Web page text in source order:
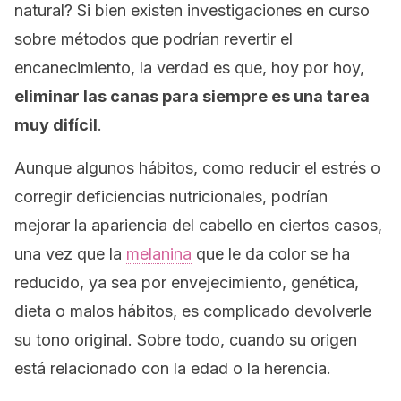
natural? Si bien existen investigaciones en curso
sobre métodos que podrían revertir el
encanecimiento, la verdad es que, hoy por hoy,
eliminar las canas para siempre es una tarea
muy difícil.
Aunque algunos hábitos, como reducir el estrés o
corregir deficiencias nutricionales, podrían
mejorar la apariencia del cabello en ciertos casos,
una vez que la melanina que le da color se ha
reducido, ya sea por envejecimiento, genética,
dieta o malos hábitos, es complicado devolverle
su tono original. Sobre todo, cuando su origen
está relacionado con la edad o la herencia.